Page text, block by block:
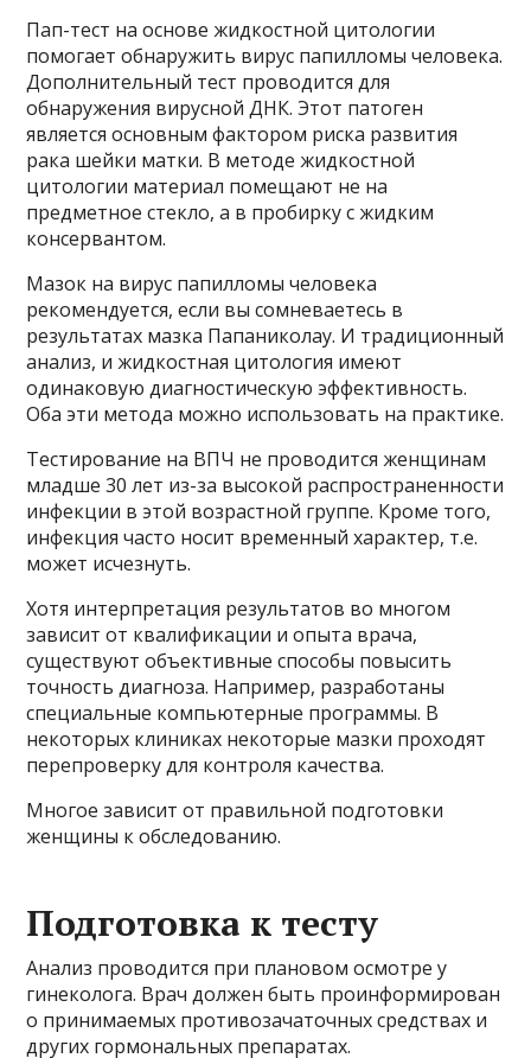
Пап-тест на основе жидкостной цитологии
помогает обнаружить вирус папилломы человека.
Дополнительный тест проводится для
обнаружения вирусной ДНК. Этот патоген
является основным фактором риска развития
рака шейки матки. В методе жидкостной
цитологии материал помещают не на
предметное стекло, а в пробирку с жидким
консервантом.
Мазок на вирус папилломы человека
рекомендуется, если вы сомневаетесь в
результатах мазка Папаниколау. И традиционный
анализ, и жидкостная цитология имеют
одинаковую диагностическую эффективность.
Оба эти метода можно использовать на практике.
Тестирование на ВПЧ не проводится женщинам
младше 30 лет из-за высокой распространенности
инфекции в этой возрастной группе. Кроме того,
инфекция часто носит временный характер, т.е.
может исчезнуть.
Хотя интерпретация результатов во многом
зависит от квалификации и опыта врача,
существуют объективные способы повысить
точность диагноза. Например, разработаны
специальные компьютерные программы. В
некоторых клиниках некоторые мазки проходят
перепроверку для контроля качества.
Многое зависит от правильной подготовки
женщины к обследованию.
Подготовка к тесту
Анализ проводится при плановом осмотре у
гинеколога. Врач должен быть проинформирован
о принимаемых противозачаточных средствах и
других гормональных препаратах.